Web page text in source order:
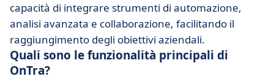
capacità di integrare strumenti di automazione,
analisi avanzata e collaborazione, facilitando il
raggiungimento degli obiettivi aziendali.
Quali sono le funzionalità principali di
OnTra?